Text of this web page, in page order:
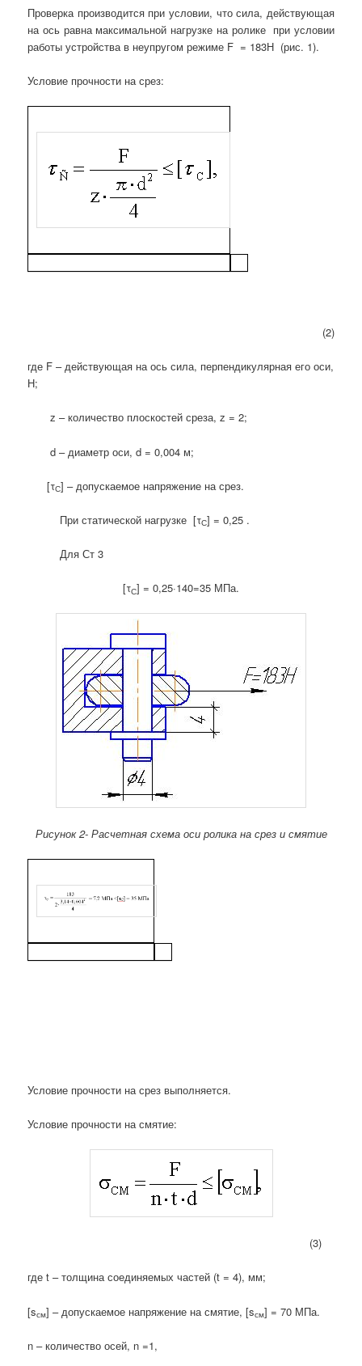
Проверка производится при условии, что сила, действующая
на ось равна максимальной нагрузке на ролике при условии
работы устройства в неупругом режиме F = 183Н (рис. 1).
Условие прочности на срез:
(2)
где F – действующая на ось сила, перпендикулярная его оси,
Н;
z – количество плоскостей среза, z = 2;
d – диаметр оси, d = 0,004 м;
[τС] – допускаемое напряжение на срез.
При статической нагрузке [τС] = 0,25 .
Для Ст 3
[τС] = 0,25·140=35 МПа.
Рисунок 2- Расчетная схема оси ролика на срез и смятие
Условие прочности на срез выполняется.
Условие прочности на смятие:
(3)
где t – толщина соединяемых частей (t = 4), мм;
[sсм] – допускаемое напряжение на смятие, [sсм] = 70 МПа.
n – количество осей, n =1,